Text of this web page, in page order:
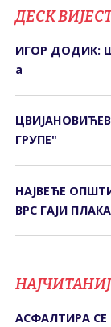
ДЕСК
ИГОР ДОДИК:
а
ГРУПЕ"
НАЈВЕЋЕ
ВРС ГАЈИ
АСФАЛТИРА